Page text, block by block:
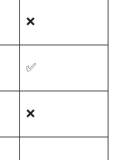
❌
✅
❌